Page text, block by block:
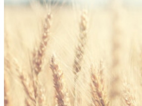
Sie haben Interesse an
Milling® Crusty Crust